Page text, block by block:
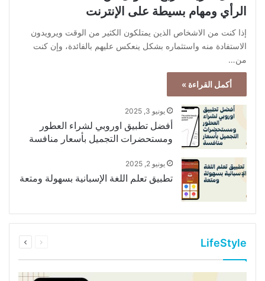
الرأي ومهام بسيطة على الإنترنت
إذا كنت من الاشخاص الذين يمتلكون الكثير من الوقت ويرويدون
الاستفادة منه واستثماره بشكل ينعكس عليهم بالفائدة، وإن كنت
أكمل القراءة »
يونيو 3, 2025
أفضل تطبيق اوروبي لشراء العطور
ومستحضرات التجميل بأسعار منافسة
يونيو 2, 2025
تطبيق تعلم اللغة الإسبانية بسهولة ومتعة
LifeStyle الصفحةالصفحة